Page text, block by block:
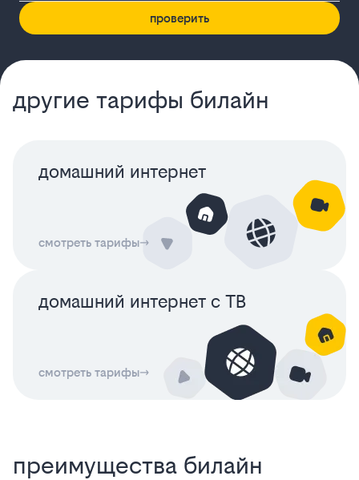
проверить
другие тарифы билайн
домашний интернет
смотреть тарифы
домашний интернет с ТВ
смотреть тарифы
преимущества билайн